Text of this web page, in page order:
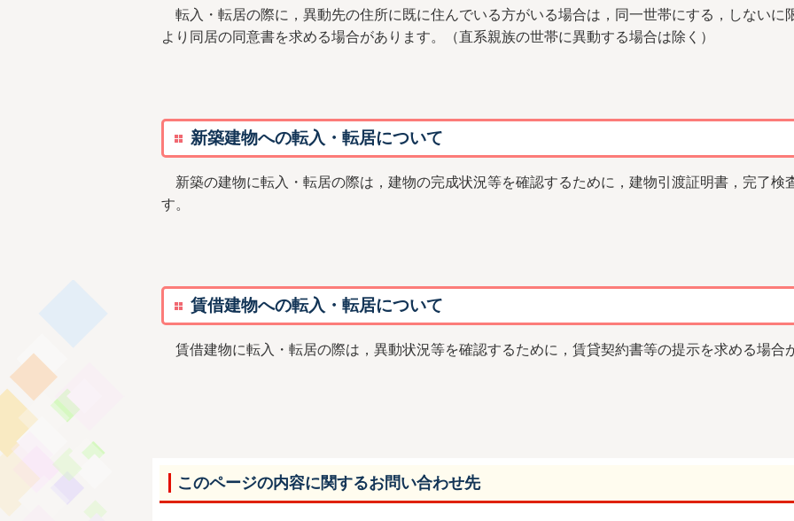
転入・転居の際に，異動先の住所に既に住んでいる方がいる場合は，同一世帯にする，しないに
より同居の同意書を求める場合があります。（直系親族の世帯に異動する場合は除く）
新築建物への転入・転居について
新築の建物に転入・転居の際は，建物の完成状況等を確認するために，建物引渡証明書，完了検
す。
賃借建物への転入・転居について
賃借建物に転入・転居の際は，異動状況等を確認するために，賃貸契約書等の提示を求める場合
このページの内容に関するお問い合わせ先